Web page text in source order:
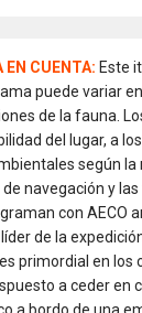
EN CUENTA: Este
puede variar
de la fauna.
del lugar, a
según la
navegación y
con AECO
de la
primordial en los
a ceder en